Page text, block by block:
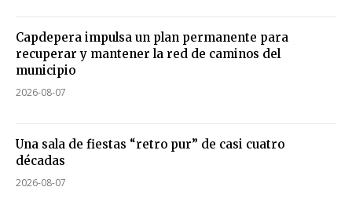
Capdepera impulsa un plan permanente para
recuperar y mantener la red de caminos del
municipio
2026-08-07
Una sala de fiestas “retro pur” de casi cuatro
décadas
2026-08-07